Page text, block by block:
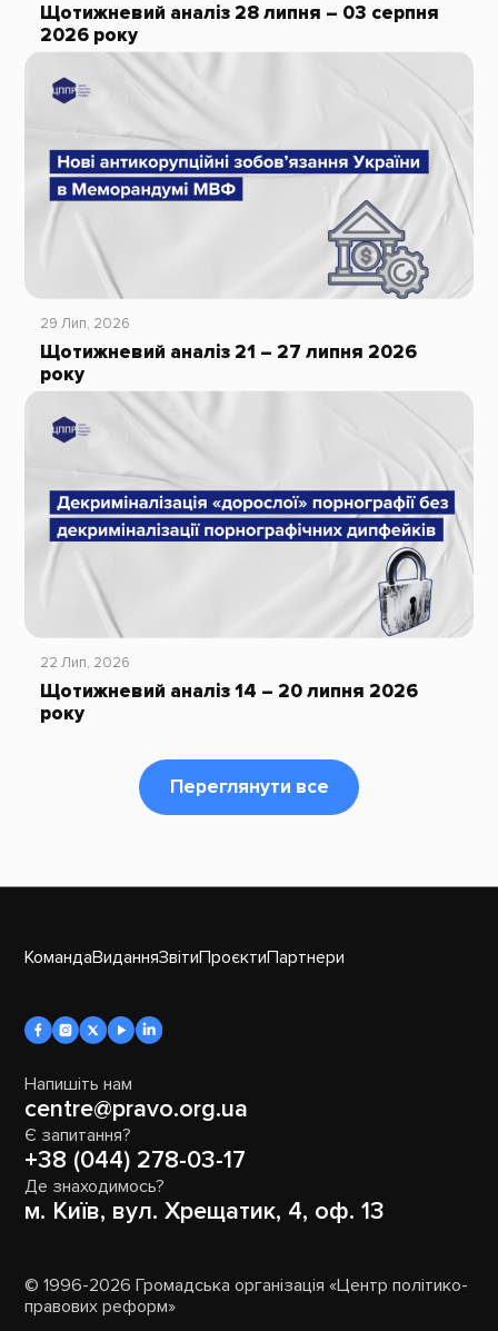
Щотижневий аналіз 28 липня – 03 серпня
2026 року
29 Лип, 2026
Щотижневий аналіз 21 – 27 липня 2026
року
22 Лип, 2026
Щотижневий аналіз 14 – 20 липня 2026
року
Переглянути все
КомандаВиданняЗвітиПроєктиПартнери
Напишіть нам
centre@pravo.org.ua
Є запитання?
+38 (044) 278-03-17
Де знаходимось?
м. Київ, вул. Хрещатик, 4, оф. 13
© 1996-2026 Громадська організація «Центр політико-
правових реформ»